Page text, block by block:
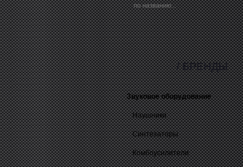
Звуковое оборудование
Наушники
Синтезаторы
Комбоусилители
/ БРЕНДЫ